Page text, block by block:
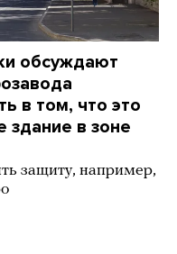
обсуждают
в том, что это
здание в зоне
защиту, например,